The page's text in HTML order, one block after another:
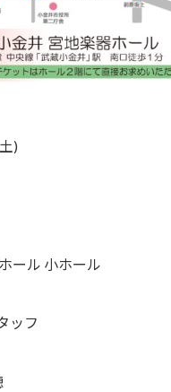
)
ール 小ホール
ッフ